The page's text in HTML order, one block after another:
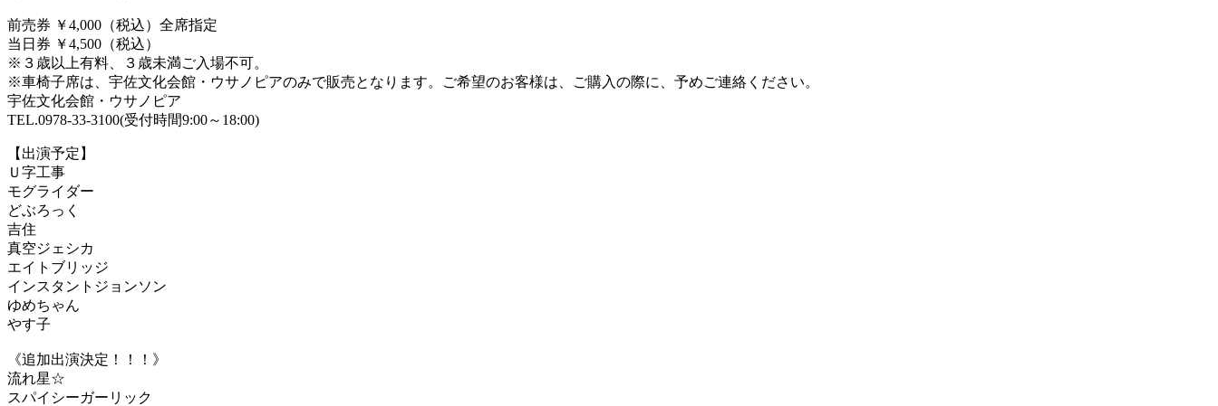
前売券 ￥4,000（税込）全席指定
当日券 ￥4,500（税込）
※３歳以上有料、３歳未満ご入場不可。
※車椅子席は、宇佐文化会館・ウサノピアのみで販売となります。ご希望のお客様は、ご購入の際に、予めご連絡ください。
宇佐文化会館・ウサノピア
TEL.0978-33-3100(受付時間9:00～18:00)
【出演予定】
Ｕ字工事
モグライダー
どぶろっく
吉住
真空ジェシカ
エイトブリッジ
インスタントジョンソン
ゆめちゃん
やす子
《追加出演決定！！！》
流れ星☆
スパイシーガーリック